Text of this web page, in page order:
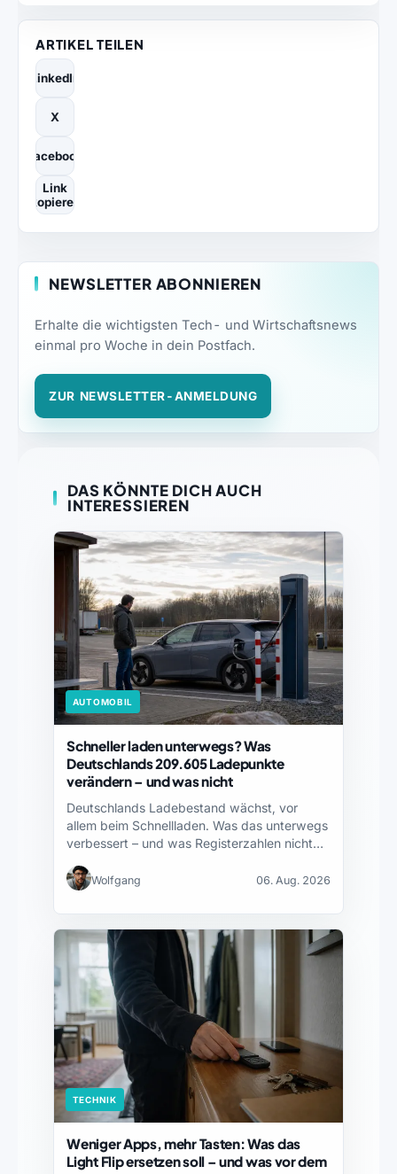
ARTIKEL TEILEN
LinkedIn
X
Facebook
Link
kopieren
NEWSLETTER ABONNIEREN
Erhalte die wichtigsten Tech- und Wirtschaftsnews
einmal pro Woche in dein Postfach.
ZUR NEWSLETTER-ANMELDUNG
DAS KÖNNTE DICH AUCH
INTERESSIEREN
AUTOMOBIL
Schneller laden unterwegs? Was
Deutschlands 209.605 Ladepunkte
verändern – und was nicht
Deutschlands Ladebestand wächst, vor
allem beim Schnellladen. Was das unterwegs
verbessert – und was Registerzahlen nicht…
Wolfgang 06. Aug. 2026
TECHNIK
Weniger Apps, mehr Tasten: Was das
Light Flip ersetzen soll – und was vor dem